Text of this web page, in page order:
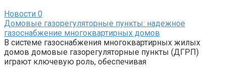
Новости 0
Домовые газорегуляторные пункты: надежное
газоснабжение многоквартирных домов
В системе газоснабжения многоквартирных жилых
домов домовые газорегуляторные пункты (ДГРП)
играют ключевую роль, обеспечивая